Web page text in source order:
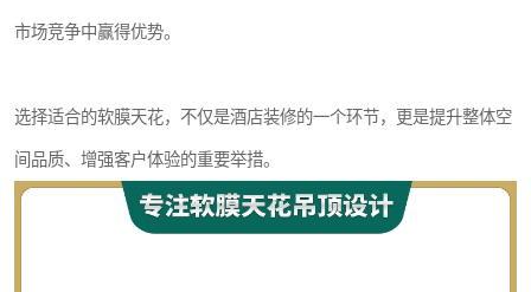
市场竞争中赢得优势。
选择适合的软膜天花，不仅是酒店装修的一个环节，更是提升整体空
间品质、增强客户体验的重要举措。